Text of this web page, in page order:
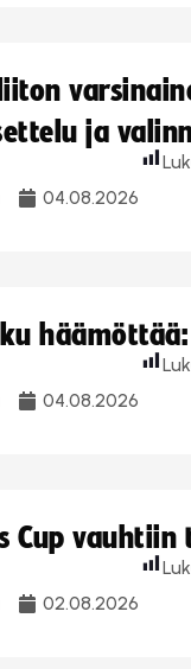
ja
04.08.2026
04.08.2026
Cup
02.08.2026